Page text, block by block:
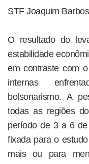
STF Joaquim
O resultado do
estabilidade
em contraste com
internas
bolsonarismo. A
todas as regiões
período de 3 a 6
fixada para o
mais ou para